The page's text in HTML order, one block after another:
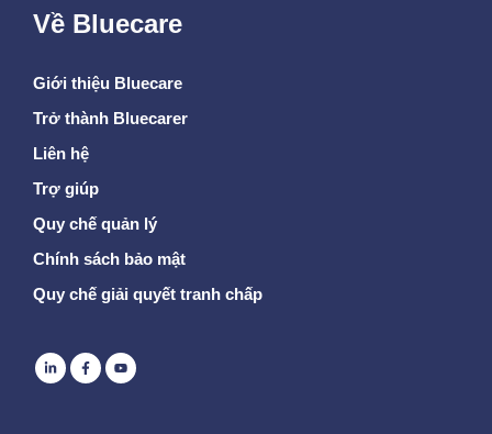
Về Bluecare
Giới thiệu Bluecare
Trở thành Bluecarer
Liên hệ
Trợ giúp
Quy chế quản lý
Chính sách bảo mật
Quy chế giải quyết tranh chấp